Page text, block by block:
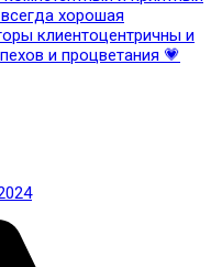
хорошая
клиентоцентричны и
и процветания 💗